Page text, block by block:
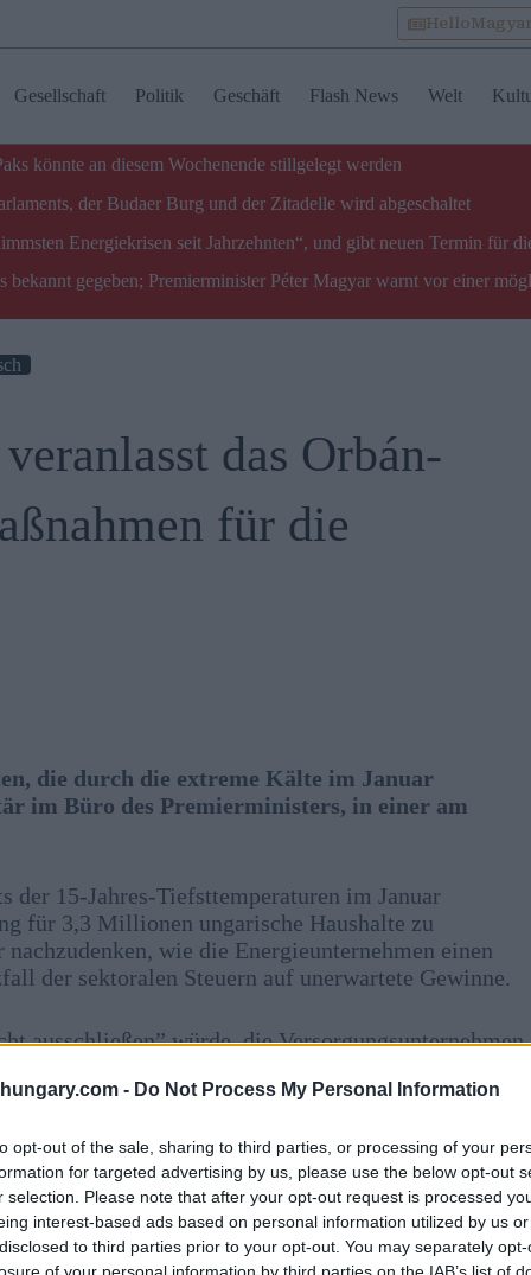
- Do Not Process My Personal Information
opt-out of the sale, sharing to third parties, or processing of your
for targeted advertising by us, please use the below opt-out
selection. Please note that after your opt-out request is processed
interest-based ads based on personal information utilized by us
to third parties prior to your opt-out. You may separately
of your personal information by third parties on the IAB’s list of
HelloMagyar
Gesellschaft Politik Geschäft Flash News Welt
könnte an diesem Wochenende stillgelegt werden
der Budaer Burg und der Zitadelle wird abgeschaltet
Energiekrisen seit Jahrzehnten“, und gibt neuen Termin für
gegeben; Premierminister Péter Magyar warnt vor einer
das Orbán-
für die
die durch die extreme Kälte im Januar
im Büro des Premierministers, in einer am
der 15-Jahres-Tiefsttemperaturen im Januar
für 3,3 Millionen ungarische Haushalte zu
wie die Energieunternehmen einen
der sektoralen Steuern auf unerwartete Gewinne.
ausschließen” würde, die Versorgungsunternehmen
das Leben der ungarischen Familien zu